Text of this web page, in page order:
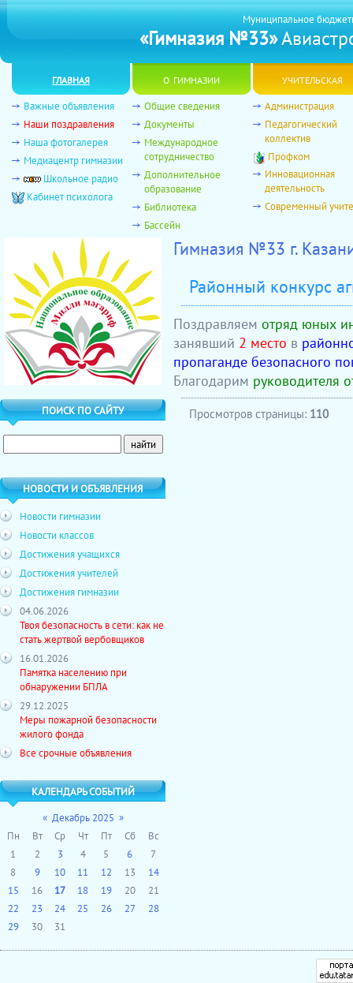
Муниципальное
«Гимназия №33»
главная о гимназии учительская
Важные объявления
Наши поздравления
Наша фотогалерея
Медиацентр гимназии
Школьное радио
Кабинет психолога
Общие сведения
Документы
Международное
сотрудничество
Дополнительное
образование
Библиотека
Бассейн
Администрация
Педагогический
коллектив
Профком
Инновационная
деятельность
Современный
ПОИСК ПО САЙТУ
НОВОСТИ И ОБЪЯВЛЕНИЯ
Новости гимназии
Новости классов
Достижения учащихся
Достижения учителей
Достижения гимназии
04.06.2026
Твоя безопасность в сети: как не
стать жертвой вербовщиков
16.01.2026
Памятка населению при
обнаружении БПЛА
29.12.2025
Меры пожарной безопасности
жилого фонда
Все срочные объявления
КАЛЕНДАРЬ СОБЫТИЙ
« Декабрь 2025 »
Пн
Вт Ср Чт Пт Сб
Вс
1
2 3 4 5 6
7
8
9 10 11 12 13
14
15
16 17 18 19 20
21
22
23 24 25 26 27
28
29
30 31
Гимназия №33 г.
Районный конкурс
Поздравляем отряд юных
занявший 2 место в
пропаганде безопасного
Благодарим руководителя
Просмотров страницы: 110